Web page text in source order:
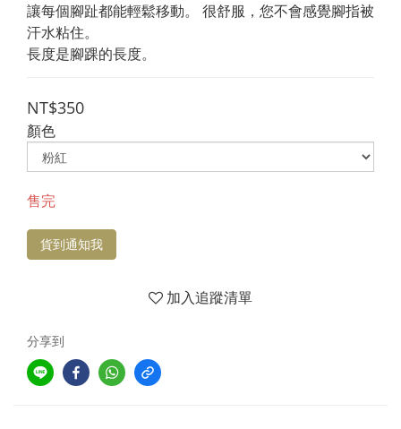
讓每個腳趾都能輕鬆移動。 很舒服，您不會感覺腳指被
汗水粘住。
長度是腳踝的長度。
NT$350
顏色
售完
貨到通知我
加入追蹤清單
分享到